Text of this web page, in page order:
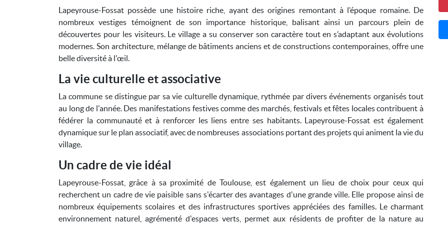
Lapeyrouse-Fossat possède une histoire riche, ayant des origines remontant à l’époque romaine. De
nombreux vestiges témoignent de son importance historique, balisant ainsi un parcours plein de
découvertes pour les visiteurs. Le village a su conserver son caractère tout en s’adaptant aux évolutions
modernes. Son architecture, mélange de bâtiments anciens et de constructions contemporaines, offre une
belle diversité à l'œil.
La vie culturelle et associative
La commune se distingue par sa vie culturelle dynamique, rythmée par divers événements organisés tout
au long de l'année. Des manifestations festives comme des marchés, festivals et fêtes locales contribuent à
fédérer la communauté et à renforcer les liens entre ses habitants. Lapeyrouse-Fossat est également
dynamique sur le plan associatif, avec de nombreuses associations portant des projets qui animent la vie du
village.
Un cadre de vie idéal
Lapeyrouse-Fossat, grâce à sa proximité de Toulouse, est également un lieu de choix pour ceux qui
recherchent un cadre de vie paisible sans s'écarter des avantages d'une grande ville. Elle propose ainsi de
nombreux équipements scolaires et des infrastructures sportives appréciées des familles. Le charmant
environnement naturel, agrémenté d'espaces verts, permet aux résidents de profiter de la nature au